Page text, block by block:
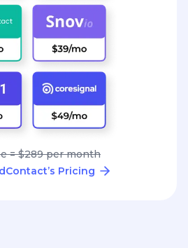
= $289 per month
Pricing